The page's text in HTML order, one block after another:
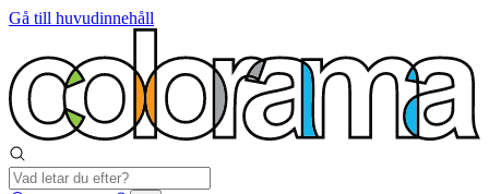
Gå till huvudinnehåll